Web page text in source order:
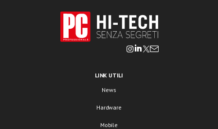
LINK UTILI
News
Hardware
Mobile